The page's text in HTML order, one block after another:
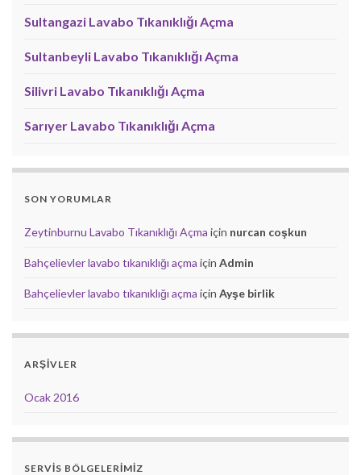
Sultangazi Lavabo Tıkanıklığı Açma
Sultanbeyli Lavabo Tıkanıklığı Açma
Silivri Lavabo Tıkanıklığı Açma
Sarıyer Lavabo Tıkanıklığı Açma
SON YORUMLAR
Zeytinburnu Lavabo Tıkanıklığı Açma için nurcan coşkun
Bahçelievler lavabo tıkanıklığı açma için Admin
Bahçelievler lavabo tıkanıklığı açma için Ayşe birlik
ARŞIVLER
Ocak 2016
SERVIS BÖLGELERIMIZ